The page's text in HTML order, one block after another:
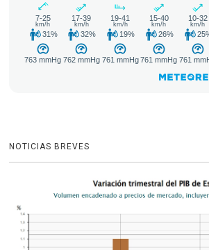
NOTICIAS BREVES